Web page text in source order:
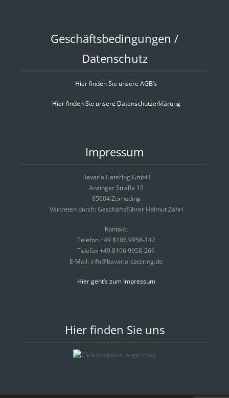
Geschäftsbedingungen /
Datenschutz
Hier finden Sie unsere AGB’s
Hier finden Sie unsere Datenschutzerklärung
Impressum
Bavaria Catering GmbH
Anzinger Straße 15
85604 Zorneding
Vertreten durch: Geschäftsführer Helmut Zährl
Kontakt:
Telefon +49 8106 9958-142
Telefax +49 8106 9958-266
E-Mail: info@bavaria-catering.de
Hier geht’s zum Impressum
Hier finden Sie uns